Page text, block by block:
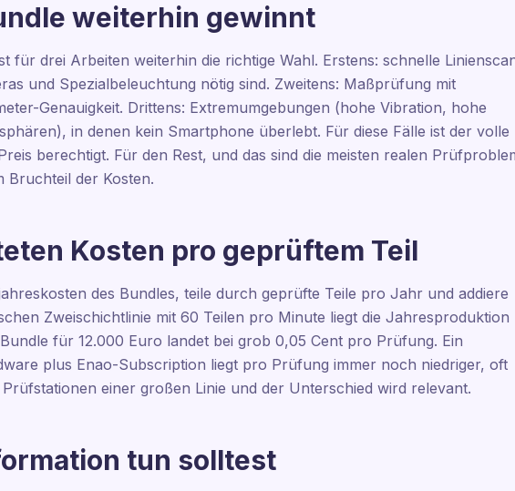
weiterhin gewinnt
für drei Arbeiten weiterhin die richtige Wahl. Erstens: schnelle
und Spezialbeleuchtung nötig sind. Zweitens: Maßprüfung mit
Genauigkeit. Drittens: Extremumgebungen (hohe Vibration, hohe
in denen kein Smartphone überlebt. Für diese Fälle ist der volle
berechtigt. Für den Rest, und das sind die meisten realen
Bruchteil der Kosten.
Kosten pro geprüftem Teil
des Bundles, teile durch geprüfte Teile pro Jahr und addiere
Zweischichtlinie mit 60 Teilen pro Minute liegt die Jahresproduktion
für 12.000 Euro landet bei grob 0,05 Cent pro Prüfung. Ein
plus Enao-Subscription liegt pro Prüfung immer noch niedriger, oft
einer großen Linie und der Unterschied wird relevant.
tun solltest